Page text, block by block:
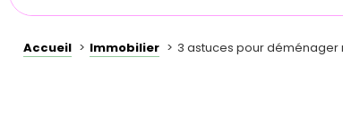
Accueil Immobilier 3 astuces pour